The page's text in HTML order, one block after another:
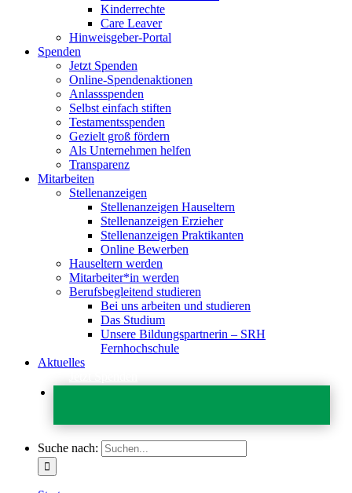
Kinderrechte
Care Leaver
Hinweisgeber-Portal
Spenden
Jetzt Spenden
Online-Spendenaktionen
Anlassspenden
Selbst einfach stiften
Testamentsspenden
Gezielt groß fördern
Als Unternehmen helfen
Transparenz
Mitarbeiten
Stellenanzeigen
Stellenanzeigen Hauseltern
Stellenanzeigen Erzieher
Stellenanzeigen Praktikanten
Online Bewerben
Hauseltern werden
Mitarbeiter*in werden
Berufsbegleitend studieren
Bei uns arbeiten und studieren
Das Studium
Unsere Bildungspartnerin – SRH
Fernhochschule
Aktuelles
Suche nach: